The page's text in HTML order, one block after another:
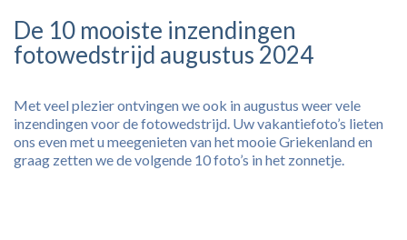
De 10 mooiste inzendingen
fotowedstrijd augustus 2024
Met veel plezier ontvingen we ook in augustus weer vele
inzendingen voor de fotowedstrijd. Uw vakantiefoto’s lieten
ons even met u meegenieten van het mooie Griekenland en
graag zetten we de volgende 10 foto’s in het zonnetje.